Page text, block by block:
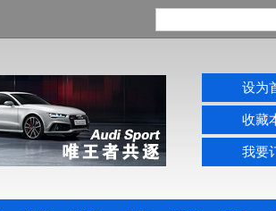
设为
收藏
我要